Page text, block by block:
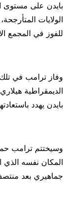
بايدن على مستوى
الولايات
للفوز في المجمع
الديمقراطية
بايدن يهدد
وسيختتم ترامب
جماهيري بعد